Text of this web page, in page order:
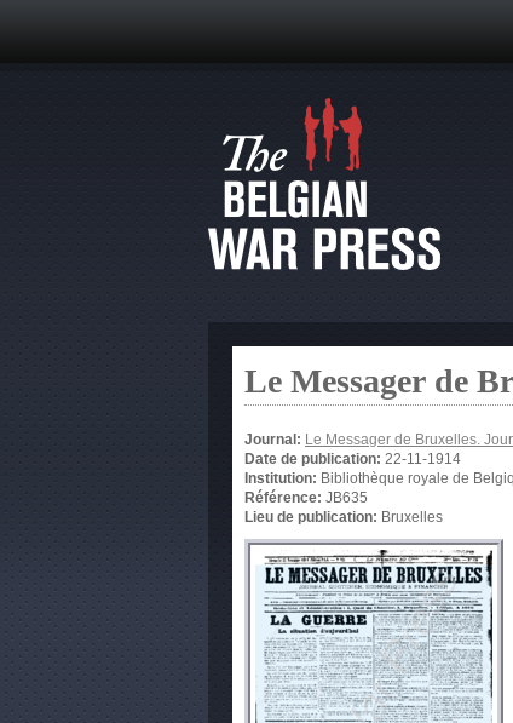
Le Messager de
Journal: Le Messager de Bruxelles.
Date de publication: 22-11-1914
Institution: Bibliothèque royale de
Référence: JB635
Lieu de publication: Bruxelles